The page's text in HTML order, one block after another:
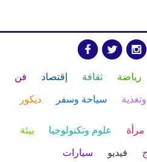
رياضة ثقافة إقتصاد فن
سياحة وسفر ديكور
مرأة علوم وتكنولوجيا بيئة
فيديو سيارات